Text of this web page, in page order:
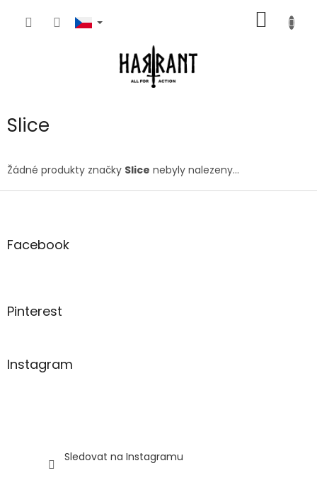
KOŠÍK
Slice
Žádné produkty značky Slice nebyly nalezeny...
Z
aFacebook
Pinterest
Instagram
Sledovat na Instagramu